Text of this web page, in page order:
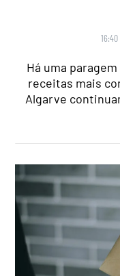
Há uma
receitas mais
Algarve